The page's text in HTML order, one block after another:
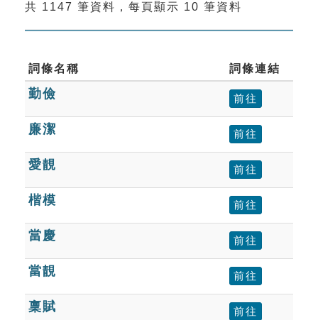
索引選單
單字索引
生命大百科索引
遊戲專區
教學應用
貓頭鷹博士
共 1147 筆資料，每頁顯示 10 筆資料
詞條名稱 詞條連結
勤儉 前往
廉潔 前往
愛靚 前往
楷模 前往
當慶 前往
當靚 前往
稟賦 前往